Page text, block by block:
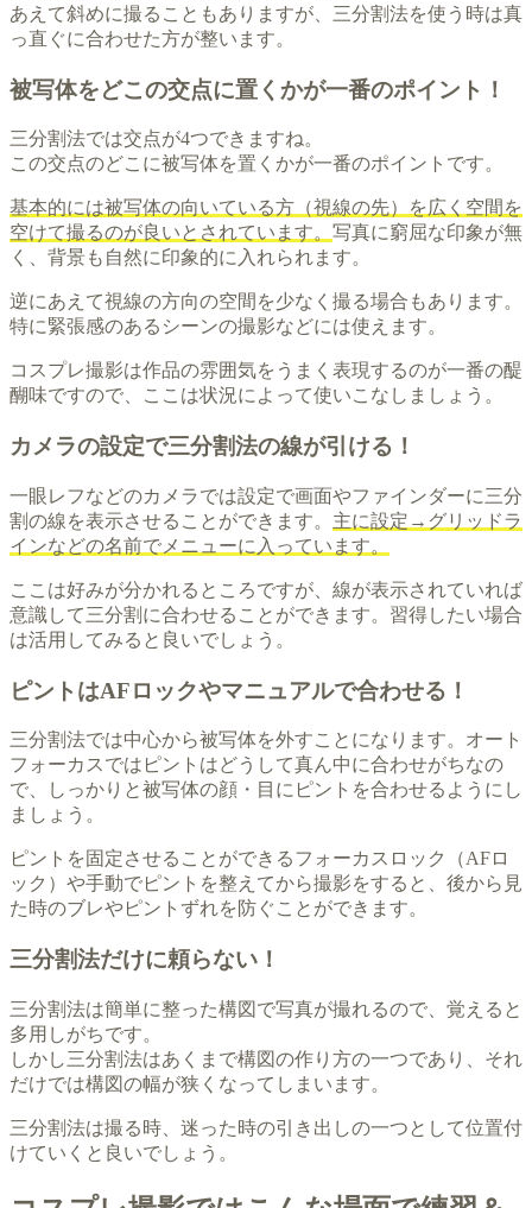
あえて斜めに撮ることもありますが、三分割法を使う時は真
っ直ぐに合わせた方が整います。
被写体をどこの交点に置くかが一番のポイント！
三分割法では交点が4つできますね。
この交点のどこに被写体を置くかが一番のポイントです。
基本的には被写体の向いている方（視線の先）を広く空間を
空けて撮るのが良いとされています。 写真に窮屈な印象が無
く、背景も自然に印象的に入れられます。
逆にあえて視線の方向の空間を少なく撮る場合もあります。
特に緊張感のあるシーンの撮影などには使えます。
コスプレ撮影は作品の雰囲気をうまく表現するのが一番の醍
醐味ですので、ここは状況によって使いこなしましょう。
カメラの設定で三分割法の線が引ける！
一眼レフなどのカメラでは設定で画面やファインダーに三分
割の線を表示させることができます。 主に設定→グリッドラ
インなどの名前でメニューに入っています。
ここは好みが分かれるところですが、線が表示されていれば
意識して三分割に合わせることができます。習得したい場合
は活用してみると良いでしょう。
ピントはAFロックやマニュアルで合わせる！
三分割法では中心から被写体を外すことになります。オート
フォーカスではピントはどうして真ん中に合わせがちなの
で、しっかりと被写体の顔・目にピントを合わせるようにし
ましょう。
ピントを固定させることができるフォーカスロック（AFロ
ック）や手動でピントを整えてから撮影をすると、後から見
た時のブレやピントずれを防ぐことができます。
三分割法だけに頼らない！
三分割法は簡単に整った構図で写真が撮れるので、覚えると
多用しがちです。
しかし三分割法はあくまで構図の作り方の一つであり、それ
だけでは構図の幅が狭くなってしまいます。
三分割法は撮る時、迷った時の引き出しの一つとして位置付
けていくと良いでしょう。